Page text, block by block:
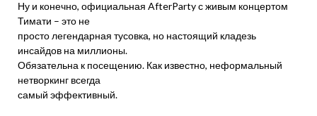
Ну и конечно, официальная AfterParty с живым концертом
Тимати – это не
просто легендарная тусовка, но настоящий кладезь
инсайдов на миллионы.
Обязательна к посещению. Как известно, неформальный
нетворкинг всегда
самый эффективный.